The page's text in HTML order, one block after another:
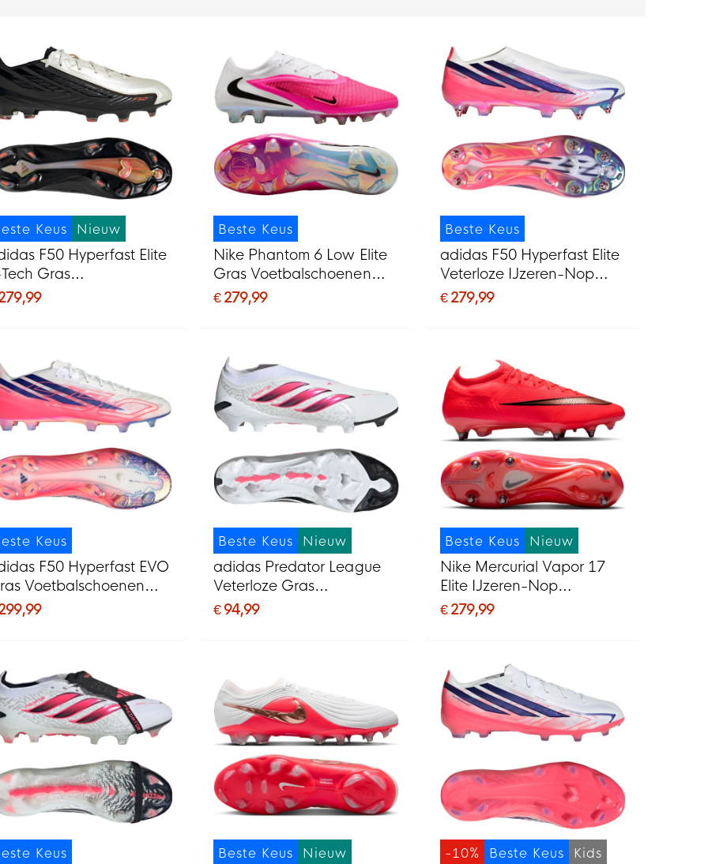
Keus Nieuw
F50 Hyperfast Elite
Gras
(FG)
Beste Keus
Nike Phantom 6 Low Elite
Gras Voetbalschoenen
(FG) Wit Felroze Zwart
€ 279,99
Beste Keus
adidas F50 Hyperfast Elite
Veterloze IJzeren-Nop
Voetbalschoenen (SG) Wit
€ 279,99
Keus
F50 Hyperfast EVO
Voetbalschoenen
Wit Felroze
Beste Keus Nieuw
adidas Predator League
Veterloze Gras
Voetbalschoenen (FG) Wit
€ 94,99
Beste Keus Nieuw
Nike Mercurial Vapor 17
Elite IJzeren-Nop
Voetbalschoenen (SG)
€ 279,99
Keus Beste Keus Nieuw Beste Keus
-10% Kids